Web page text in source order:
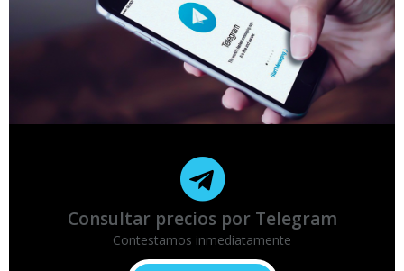
Consultar precios por Telegram
Contestamos inmediatamente